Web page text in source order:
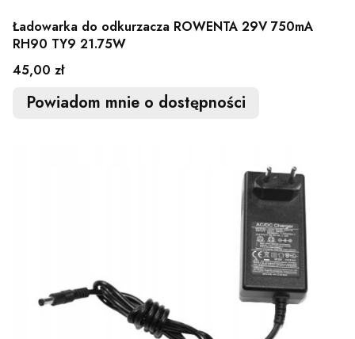
Ładowarka do odkurzacza ROWENTA 29V 750mA
RH90 TY9 21.75W
Cena
45,00 zł
Powiadom mnie o dostępności